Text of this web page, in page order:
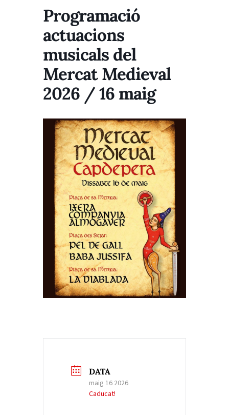
Programació
actuacions
musicals del
Mercat Medieval
2026 / 16 maig
DATA
maig 16 2026
Caducat!